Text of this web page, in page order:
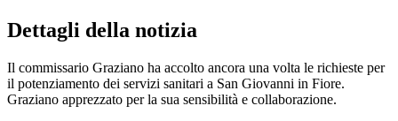
Dettagli della notizia
Il commissario Graziano ha accolto ancora una volta le richieste per
il potenziamento dei servizi sanitari a San Giovanni in Fiore.
Graziano apprezzato per la sua sensibilità e collaborazione.